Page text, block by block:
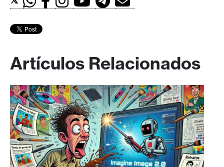
Artículos Relacionados